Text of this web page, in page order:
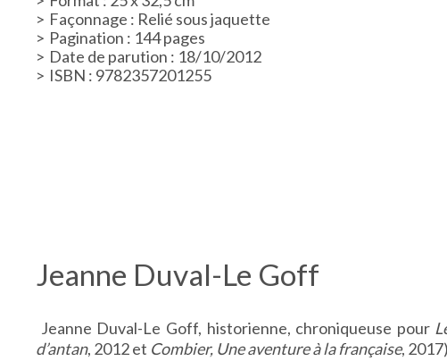
Façonnage : Relié sous jaquette
Pagination : 144 pages
Date de parution : 18/10/2012
ISBN : 9782357201255
Jeanne Duval-Le Goff
Jeanne Duval-Le Goff, historienne, chroniqueuse pour
d’antan, 2012 et Combier, Une aventure à la française,